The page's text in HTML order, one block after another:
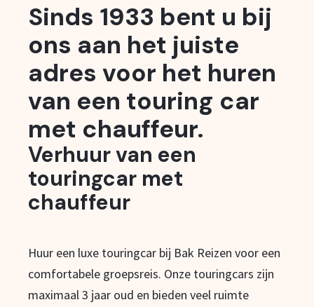
Sinds 1933 bent u bij
ons aan het juiste
adres voor het huren
van een touring car
met chauffeur.
Verhuur van een
touringcar met
chauffeur
Huur een luxe touringcar bij Bak Reizen voor een
comfortabele groepsreis. Onze touringcars zijn
maximaal 3 jaar oud en bieden veel ruimte